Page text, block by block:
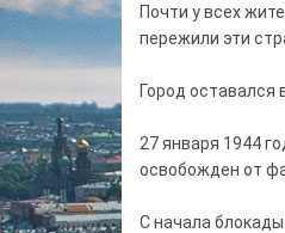
Почти у всех
пережили эти
Город оставался
27 января 1944
освобожден от
С начала